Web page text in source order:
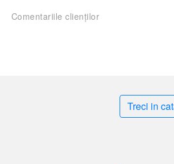
Comentariile clienților
Treci in